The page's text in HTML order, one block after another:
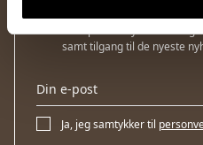
Abonner på vårt nyhetsbrev og
samt tilgang til de nyeste
Ja, jeg samtykker til